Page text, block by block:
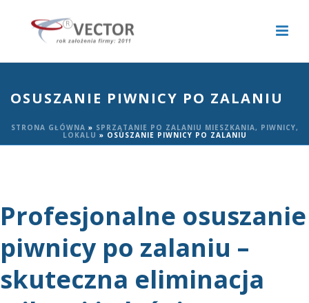
OSUSZANIE PIWNICY PO ZALANIU
STRONA GŁÓWNA » SPRZĄTANIE PO ZALANIU MIESZKANIA, PIWNICY,
LOKALU » OSUSZANIE PIWNICY PO ZALANIU
Profesjonalne osuszanie
piwnicy po zalaniu –
skuteczna eliminacja